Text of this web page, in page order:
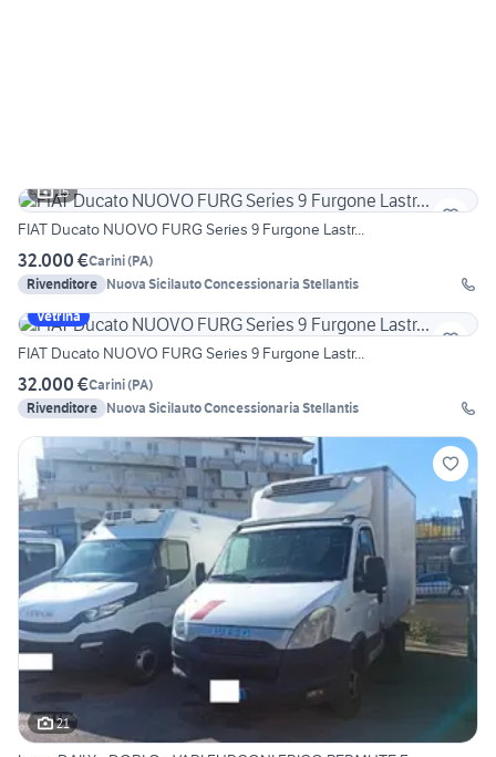
15
FIAT Ducato NUOVO FURG Series 9 Furgone Lastr...
32.000 €Carini(PA)
Rivenditore Nuova Sicilauto Concessionaria Stellantis
Vetrina
FIAT Ducato NUOVO FURG Series 9 Furgone Lastr...
32.000 €Carini(PA)
Rivenditore Nuova Sicilauto Concessionaria Stellantis
21